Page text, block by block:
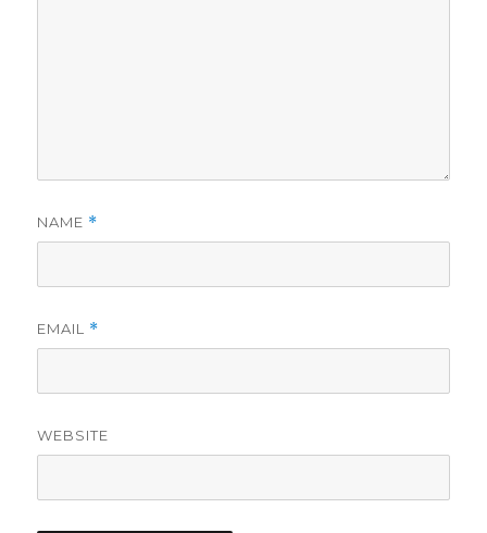
NAME *
EMAIL *
WEBSITE